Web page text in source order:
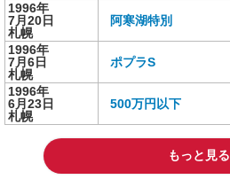
1996年
7月20日
札幌
阿寒湖特別
1996年
7月6日
札幌
ポプラS
1996年
6月23日
札幌
500万円以下
もっと見る